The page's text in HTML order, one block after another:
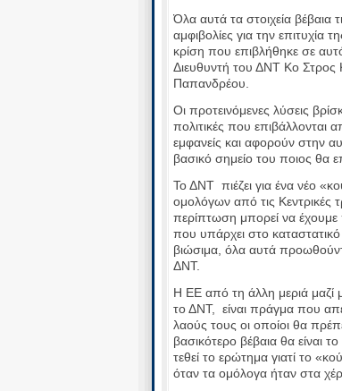
Όλα αυτά τα στοιχεία βέβαια
αμφιβολίες για την επιτυχία
κρίση που επιβλήθηκε σε
Διευθυντή του ΔΝΤ Κο
Παπανδρέου.
Οι προτεινόμενες λύσεις
πολιτικές που επιβάλλονται
εμφανείς και αφορούν στην
βασικό σημείο του ποιος θα
Το ΔΝΤ πιέζει για ένα νέο
ομολόγων από τις Κεντρικές
περίπτωση μπορεί να
που υπάρχει στο
βιώσιμα, όλα αυτά
ΔΝΤ.
Η ΕΕ από τη άλλη μεριά
το ΔΝΤ, είναι πράγμα που
λαούς τους οι οποίοι θα
βασικότερο βέβαια θα είναι
τεθεί το ερώτημα γιατί το
όταν τα ομόλογα ήταν στα